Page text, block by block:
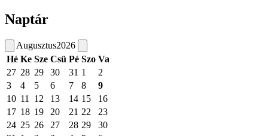
Naptár
Augusztus2026
Hé Ke Sze Csü Pé Szo Va
27 28 29 30 31 1
2
3
4 5 6 7 8
9
10 11 12 13 14 15
16
17 18 19 20 21 22
23
24 25 26 27 28 29
30